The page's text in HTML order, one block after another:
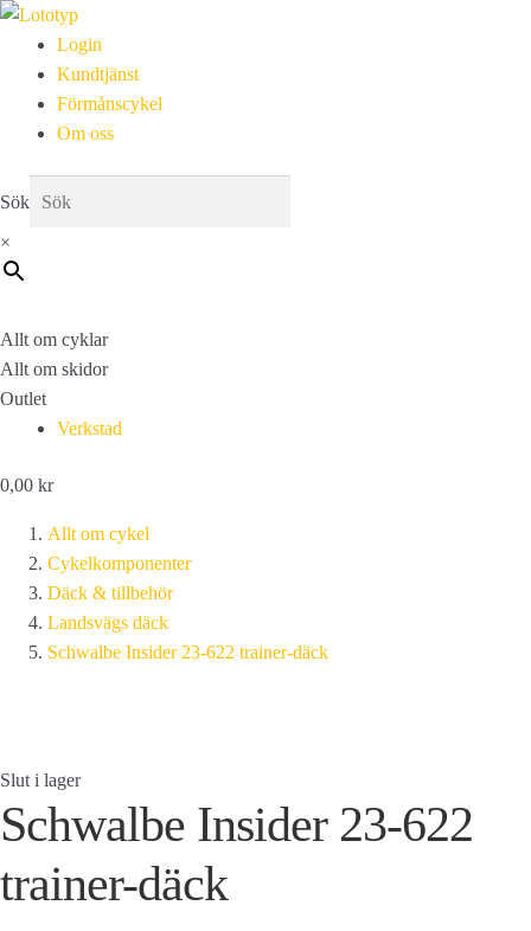
Login
Kundtjänst
Förmånscykel
Om oss
Sök
×
Allt om cyklar
Allt om skidor
Outlet
Verkstad
0,00 kr
Allt om cykel
Cykelkomponenter
Däck & tillbehör
Landsvägs däck
Schwalbe Insider 23-622 trainer-däck
Slut i lager
Schwalbe Insider 23-622
trainer-däck